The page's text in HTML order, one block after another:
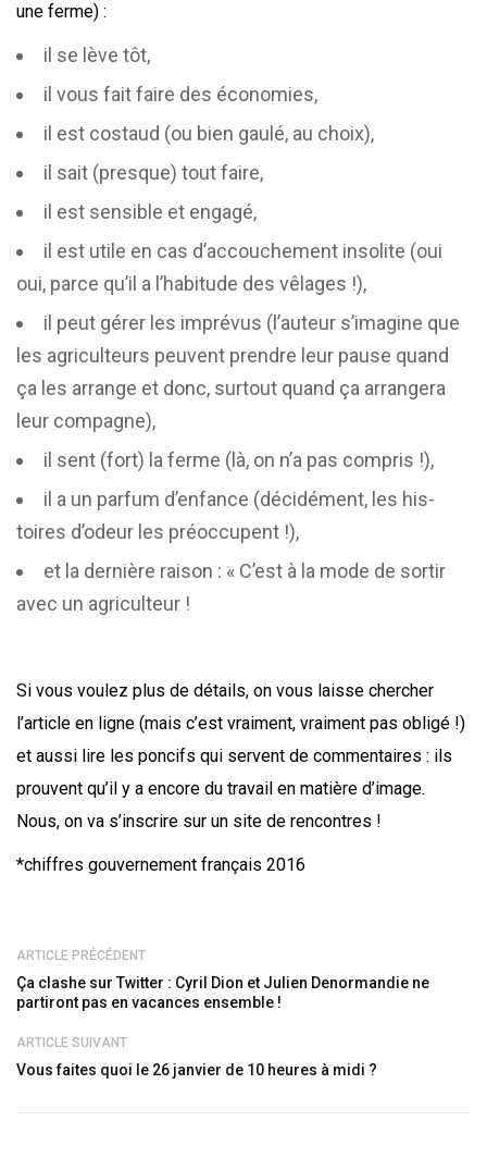
une ferme) :
il se lève tôt,
il vous fait faire des économies,
il est cos­taud (ou bien gau­lé, au choix),
il sait (presque) tout faire,
il est sen­sible et engagé,
il est utile en cas d’accouchement inso­lite (oui
oui, parce qu’il a l’habitude des vêlages !),
il peut gérer les impré­vus (l’auteur s’imagine que
les agri­cul­teurs peuvent prendre leur pause quand
ça les arrange et donc, sur­tout quand ça arran­ge­ra
leur compagne),
il sent (fort) la ferme (là, on n’a pas compris !),
il a un par­fum d’enfance (déci­dé­ment, les his­
toires d’odeur les préoccupent !),
et la der­nière rai­son : « C’est à la mode de sor­tir
avec un agriculteur !
Si vous vou­lez plus de détails, on vous laisse cher­cher
l’article en ligne (mais c’est vrai­ment, vrai­ment pas obli­gé !)
et aus­si lire les pon­cifs qui servent de com­men­taires : ils
prouvent qu’il y a encore du tra­vail en matière d’image.
Nous, on va s’inscrire sur un site de rencontres !
*chiffres gou­ver­ne­ment fran­çais 2016
ARTICLE PRÉCÉDENT
Ça clashe sur Twitter : Cyril Dion et Julien Denormandie ne
partiront pas en vacances ensemble !
ARTICLE SUIVANT
Vous faites quoi le 26 janvier de 10 heures à midi ?